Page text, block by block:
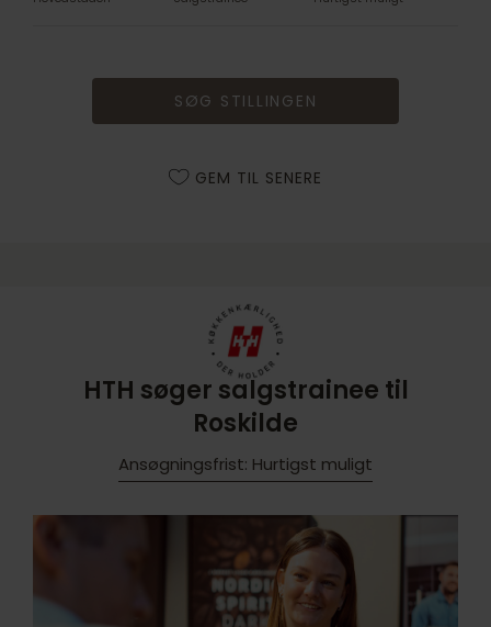
SØG STILLINGEN
GEM TIL SENERE
HTH søger salgstrainee til
Roskilde
Ansøgningsfrist: Hurtigst muligt